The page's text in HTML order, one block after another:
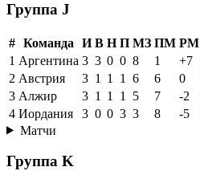
Группа J
# Команда И В Н П МЗ ПМ РМ
1 Аргентина 3 3 0 0 8 1 +7
2 Австрия 3 1 1 1 6 6 0
3 Алжир 3 1 1 1 5 7 -2
4 Иордания 3 0 0 3 3 8 -5
Матчи
Группа K